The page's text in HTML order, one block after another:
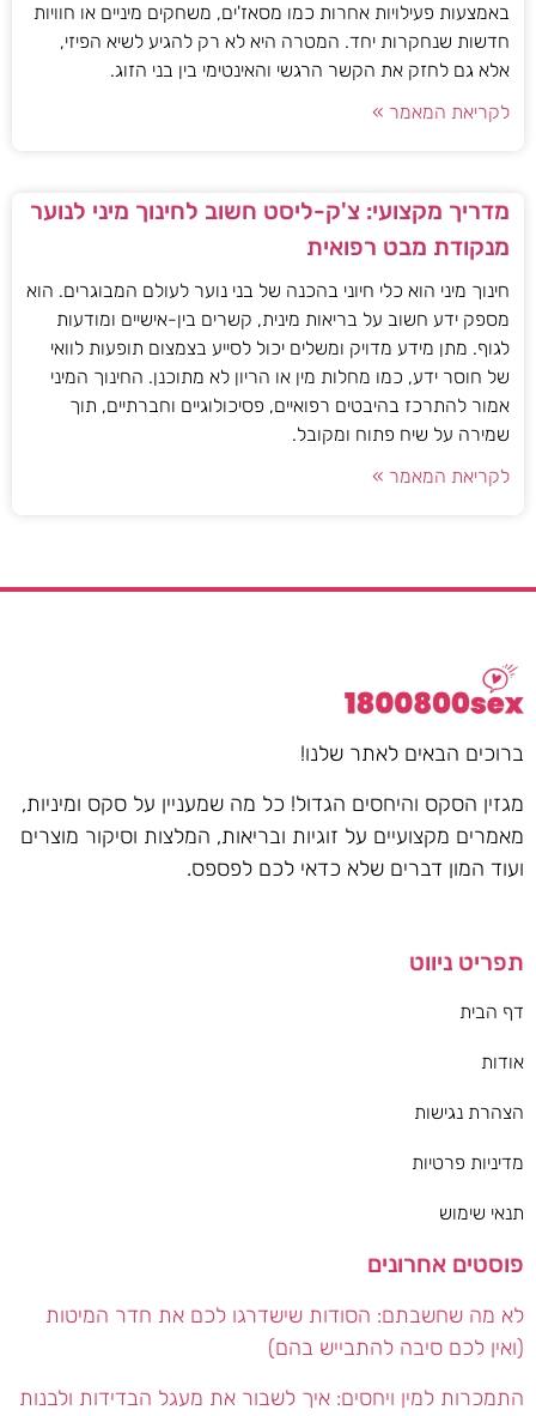
באמצעות פעילויות אחרות כמו מסאז'ים, משחקים מיניים או חוויות
חדשות שנחקרות יחד. המטרה היא לא רק להגיע לשיא הפיזי,
אלא גם לחזק את הקשר הרגשי והאינטימי בין בני הזוג.
לקריאת המאמר »
מדריך מקצועי: צ'ק-ליסט חשוב לחינוך מיני לנוער
מנקודת מבט רפואית
חינוך מיני הוא כלי חיוני בהכנה של בני נוער לעולם המבוגרים. הוא
מספק ידע חשוב על בריאות מינית, קשרים בין-אישיים ומודעות
לגוף. מתן מידע מדויק ומשלים יכול לסייע בצמצום תופעות לוואי
של חוסר ידע, כמו מחלות מין או הריון לא מתוכנן. החינוך המיני
אמור להתרכז בהיבטים רפואיים, פסיכולוגיים וחברתיים, תוך
שמירה על שיח פתוח ומקובל.
לקריאת המאמר »
ברוכים הבאים לאתר שלנו!
מגזין הסקס והיחסים הגדול! כל מה שמעניין על סקס ומיניות,
מאמרים מקצועיים על זוגיות ובריאות, המלצות וסיקור מוצרים
ועוד המון דברים שלא כדאי לכם לפספס.
תפריט ניווט
דף הבית
אודות
הצהרת נגישות
מדיניות פרטיות
תנאי שימוש
פוסטים אחרונים
לא מה שחשבתם: הסודות שישדרגו לכם את חדר המיטות
(ואין לכם סיבה להתבייש בהם)
התמכרות למין ויחסים: איך לשבור את מעגל הבדידות ולבנות